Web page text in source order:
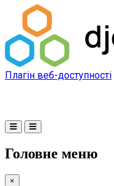
Плагін веб-доступності
Головне меню
×